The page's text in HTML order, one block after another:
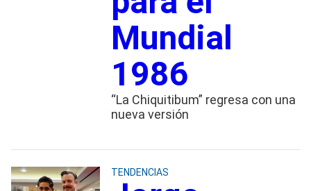
Mundial
1986
“La Chiquitibum” regresa con una
nueva versión
TENDENCIAS